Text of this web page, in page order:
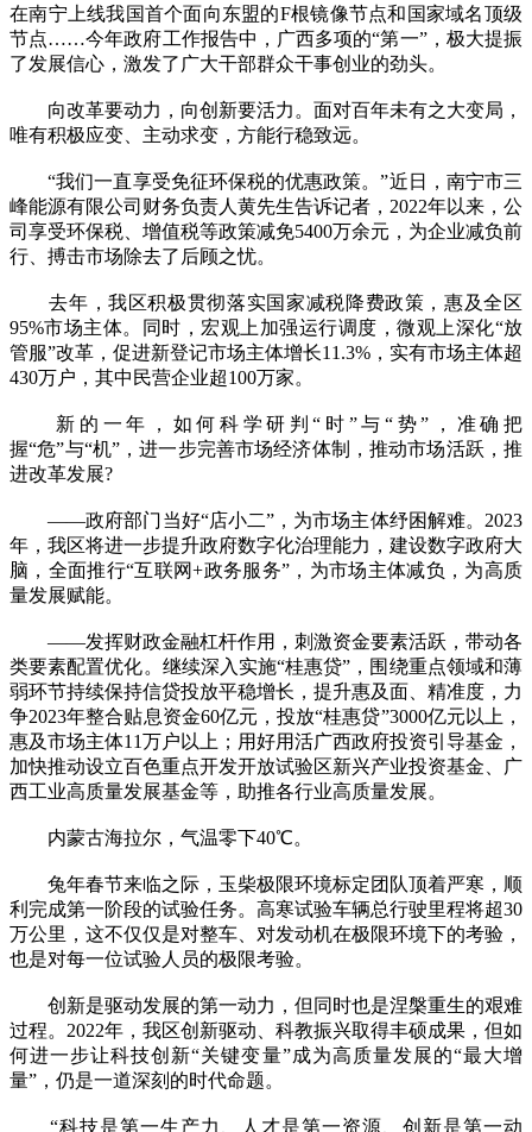
在南宁上线我国首个面向东盟的F根镜像节点和国家域名顶级
节点……今年政府工作报告中，广西多项的“第一”，极大提振
了发展信心，激发了广大干部群众干事创业的劲头。
向改革要动力，向创新要活力。面对百年未有之大变局，
唯有积极应变、主动求变，方能行稳致远。
“我们一直享受免征环保税的优惠政策。”近日，南宁市三
峰能源有限公司财务负责人黄先生告诉记者，2022年以来，公
司享受环保税、增值税等政策减免5400万余元，为企业减负前
行、搏击市场除去了后顾之忧。
去年，我区积极贯彻落实国家减税降费政策，惠及全区
95%市场主体。同时，宏观上加强运行调度，微观上深化“放
管服”改革，促进新登记市场主体增长11.3%，实有市场主体超
430万户，其中民营企业超100万家。
新的一年，如何科学研判“时”与“势”，准确把
握“危”与“机”，进一步完善市场经济体制，推动市场活跃，推
进改革发展?
——政府部门当好“店小二”，为市场主体纾困解难。2023
年，我区将进一步提升政府数字化治理能力，建设数字政府大
脑，全面推行“互联网+政务服务”，为市场主体减负，为高质
量发展赋能。
——发挥财政金融杠杆作用，刺激资金要素活跃，带动各
类要素配置优化。继续深入实施“桂惠贷”，围绕重点领域和薄
弱环节持续保持信贷投放平稳增长，提升惠及面、精准度，力
争2023年整合贴息资金60亿元，投放“桂惠贷”3000亿元以上，
惠及市场主体11万户以上；用好用活广西政府投资引导基金，
加快推动设立百色重点开发开放试验区新兴产业投资基金、广
西工业高质量发展基金等，助推各行业高质量发展。
内蒙古海拉尔，气温零下40℃。
兔年春节来临之际，玉柴极限环境标定团队顶着严寒，顺
利完成第一阶段的试验任务。高寒试验车辆总行驶里程将超30
万公里，这不仅仅是对整车、对发动机在极限环境下的考验，
也是对每一位试验人员的极限考验。
创新是驱动发展的第一动力，但同时也是涅槃重生的艰难
过程。2022年，我区创新驱动、科教振兴取得丰硕成果，但如
何进一步让科技创新“关键变量”成为高质量发展的“最大增
量”，仍是一道深刻的时代命题。
“科技是第一生产力、人才是第一资源、创新是第一动